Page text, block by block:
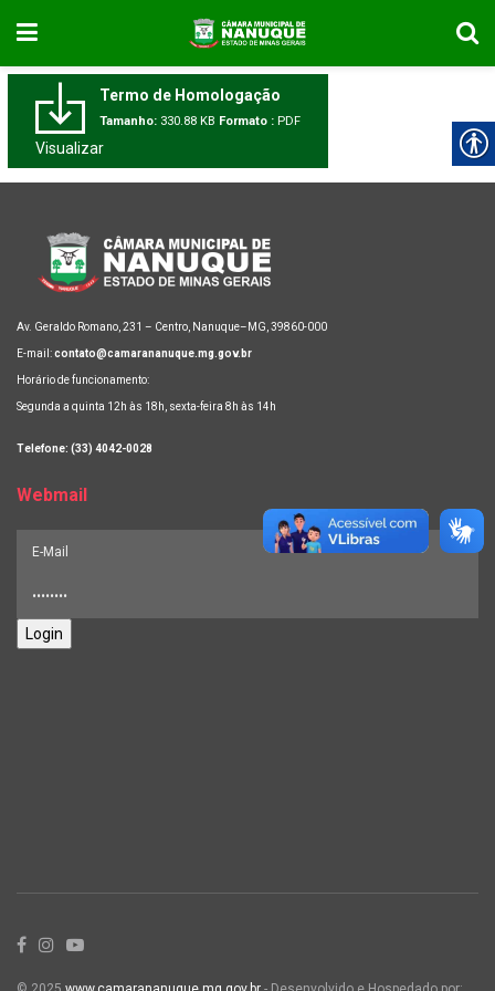
Termo de Homologação
Tamanho: 330.88 KB Formato : PDF
Visualizar
Av. Geraldo Romano, 231 – Centro, Nanuque–MG, 39860-000
E-mail:contato@camarananuque.mg.gov.br
Horário de funcionamento:
Segunda a quinta 12h às 18h, sexta-feira 8h às 14h
Telefone: (33) 4042-0028
Webmail
Login